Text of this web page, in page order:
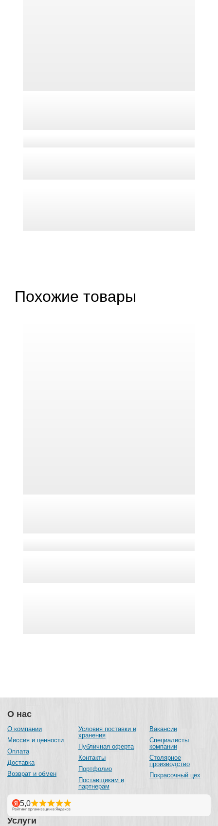
Похожие товары
О нас
О компании
Миссия и ценности
Оплата
Доставка
Возврат и обмен
Условия поставки и
хранения
Публичная оферта
Контакты
Портфолио
Поставщикам и
партнерам
Вакансии
Специалисты
компании
Столярное
производство
Покрасочный цех
Услуги